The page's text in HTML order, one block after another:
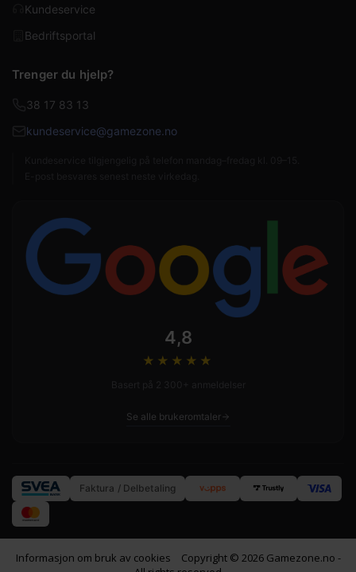
Kundeservice
Bedriftsportal
Trenger du hjelp?
38 17 83 13
kundeservice@gamezone.no
4,8
★★★★ ★
Se alle brukeromtaler
Faktura / Delbetaling
Informasjon om bruk av cookies
Copyright © 2026 Gamezone.no -